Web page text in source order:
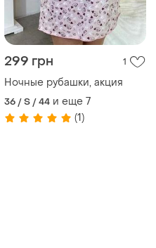
299 грн 1
Ночные рубашки, акция
36 / S / 44 и еще 7
(1)